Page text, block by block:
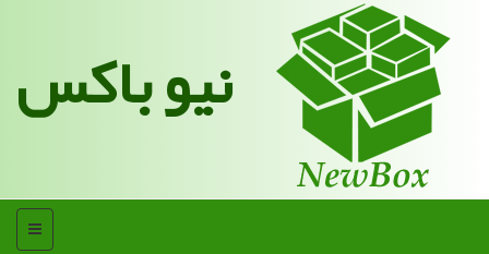
نیو باکس
منو